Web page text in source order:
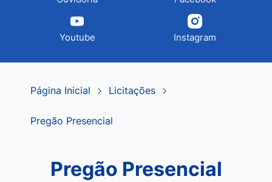
Youtube Instagram
Página Inicial Licitações
Pregão Presencial
Pregão Presencial